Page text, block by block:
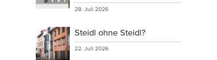
28. Juli 2026
Steidl ohne Steidl?
22. Juli 2026